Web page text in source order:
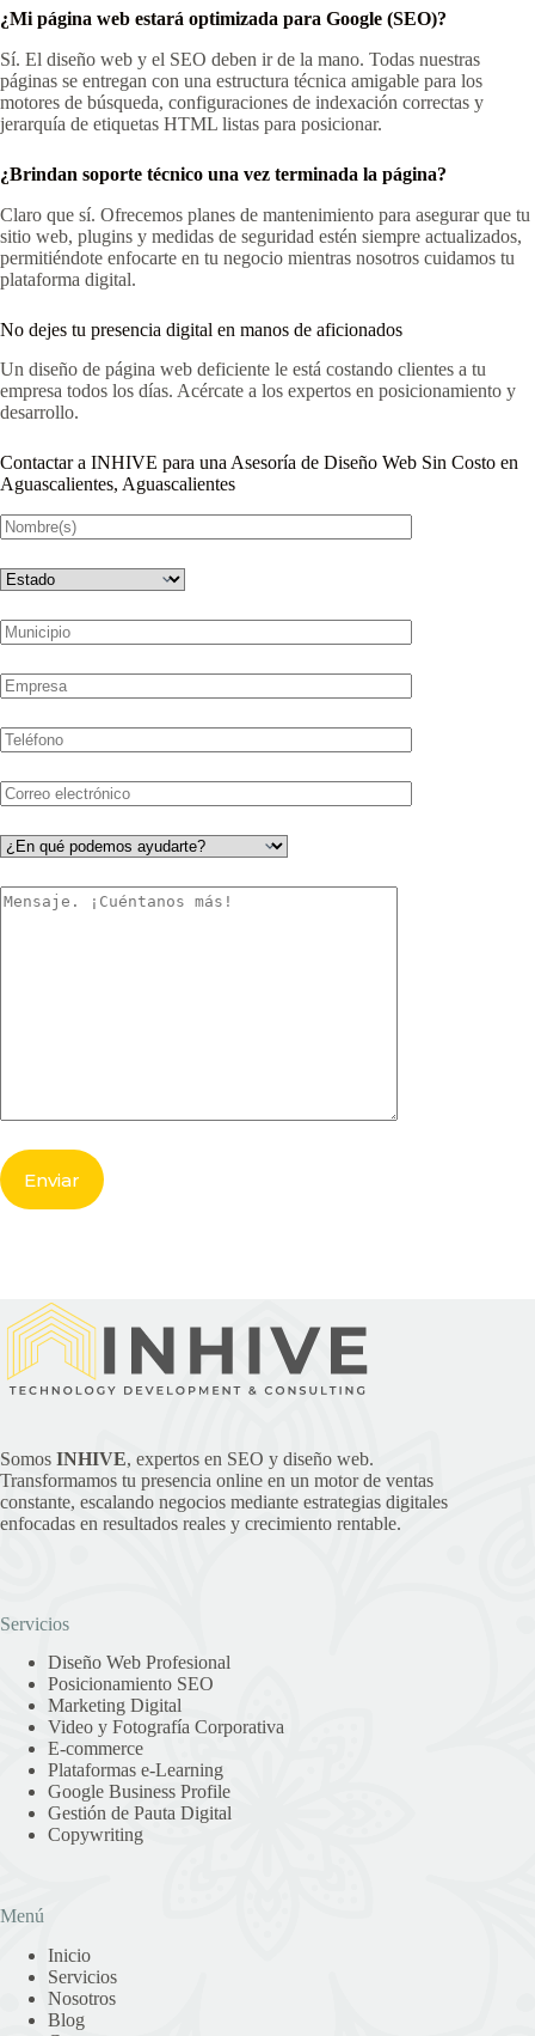
¿Mi página web estará optimizada para Google (SEO)?
Sí. El diseño web y el SEO deben ir de la mano. Todas nuestras
páginas se entregan con una estructura técnica amigable para los
motores de búsqueda, configuraciones de indexación correctas y
jerarquía de etiquetas HTML listas para posicionar.
¿Brindan soporte técnico una vez terminada la página?
Claro que sí. Ofrecemos planes de mantenimiento para asegurar que tu
sitio web, plugins y medidas de seguridad estén siempre actualizados,
permitiéndote enfocarte en tu negocio mientras nosotros cuidamos tu
plataforma digital.
No dejes tu presencia digital en manos de aficionados
Un diseño de página web deficiente le está costando clientes a tu
empresa todos los días. Acércate a los expertos en posicionamiento y
desarrollo.
Contactar a INHIVE para una Asesoría de Diseño Web Sin Costo en
Aguascalientes, Aguascalientes
Somos INHIVE, expertos en SEO y diseño web.
Transformamos tu presencia online en un motor de ventas
constante, escalando negocios mediante estrategias digitales
enfocadas en resultados reales y crecimiento rentable.
Servicios
Diseño Web Profesional
Posicionamiento SEO
Marketing Digital
Video y Fotografía Corporativa
E-commerce
Plataformas e-Learning
Google Business Profile
Gestión de Pauta Digital
Copywriting
Menú
Inicio
Servicios
Nosotros
Blog